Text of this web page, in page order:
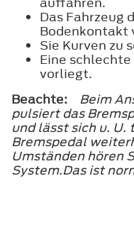
Das Fahrzeug
Bodenkontakt
Sie Kurven zu
Eine
vorliegt.
Beachte:
Beim
pulsiert das
und lässt sich u.
Bremspedal
Umständen hören
System.Das ist